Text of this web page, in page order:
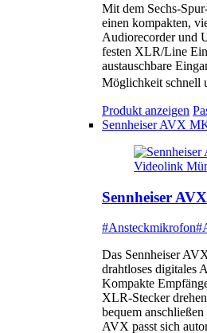
Mit dem Sechs-
einen kompakten,
Audiorecorder und
festen XLR/Line
austauschbare
Möglichkeit schnell
Produkt anzeigen
Sennheiser AVX
Sennheiser
#Ansteckmikrofon
Das Sennheiser
drahtloses digitales
Kompakte
XLR-Stecker
bequem
AVX passt sich